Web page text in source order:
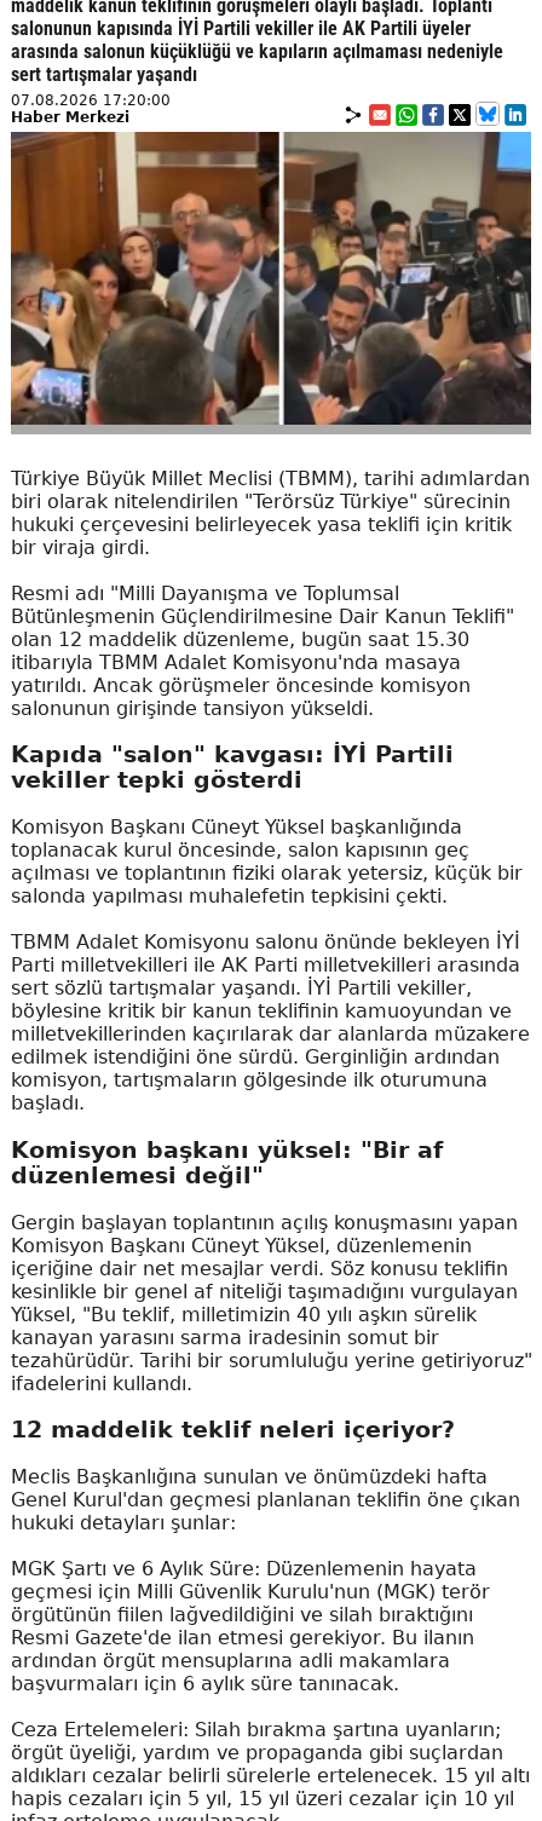
maddelik kanun teklifinin görüşmeleri olaylı başladı. Toplantı
salonunun kapısında İYİ Partili vekiller ile AK Partili üyeler
arasında salonun küçüklüğü ve kapıların açılmaması nedeniyle
sert tartışmalar yaşandı
07.08.2026 17:20:00
Haber Merkezi
Türkiye Büyük Millet Meclisi (TBMM), tarihi adımlardan
biri olarak nitelendirilen "Terörsüz Türkiye" sürecinin
hukuki çerçevesini belirleyecek yasa teklifi için kritik
bir viraja girdi.
Resmi adı "Milli Dayanışma ve Toplumsal
Bütünleşmenin Güçlendirilmesine Dair Kanun Teklifi"
olan 12 maddelik düzenleme, bugün saat 15.30
itibarıyla TBMM Adalet Komisyonu'nda masaya
yatırıldı. Ancak görüşmeler öncesinde komisyon
salonunun girişinde tansiyon yükseldi.
Kapıda "salon" kavgası: İYİ Partili
vekiller tepki gösterdi
Komisyon Başkanı Cüneyt Yüksel başkanlığında
toplanacak kurul öncesinde, salon kapısının geç
açılması ve toplantının fiziki olarak yetersiz, küçük bir
salonda yapılması muhalefetin tepkisini çekti.
TBMM Adalet Komisyonu salonu önünde bekleyen İYİ
Parti milletvekilleri ile AK Parti milletvekilleri arasında
sert sözlü tartışmalar yaşandı. İYİ Partili vekiller,
böylesine kritik bir kanun teklifinin kamuoyundan ve
milletvekillerinden kaçırılarak dar alanlarda müzakere
edilmek istendiğini öne sürdü. Gerginliğin ardından
komisyon, tartışmaların gölgesinde ilk oturumuna
başladı.
Komisyon başkanı yüksel: "Bir af
düzenlemesi değil"
Gergin başlayan toplantının açılış konuşmasını yapan
Komisyon Başkanı Cüneyt Yüksel, düzenlemenin
içeriğine dair net mesajlar verdi. Söz konusu teklifin
kesinlikle bir genel af niteliği taşımadığını vurgulayan
Yüksel, "Bu teklif, milletimizin 40 yılı aşkın sürelik
kanayan yarasını sarma iradesinin somut bir
tezahürüdür. Tarihi bir sorumluluğu yerine getiriyoruz"
ifadelerini kullandı.
12 maddelik teklif neleri içeriyor?
Meclis Başkanlığına sunulan ve önümüzdeki hafta
Genel Kurul'dan geçmesi planlanan teklifin öne çıkan
hukuki detayları şunlar:
MGK Şartı ve 6 Aylık Süre: Düzenlemenin hayata
geçmesi için Milli Güvenlik Kurulu'nun (MGK) terör
örgütünün fiilen lağvedildiğini ve silah bıraktığını
Resmi Gazete'de ilan etmesi gerekiyor. Bu ilanın
ardından örgüt mensuplarına adli makamlara
başvurmaları için 6 aylık süre tanınacak.
Ceza Ertelemeleri: Silah bırakma şartına uyanların;
örgüt üyeliği, yardım ve propaganda gibi suçlardan
aldıkları cezalar belirli sürelerle ertelenecek. 15 yıl altı
hapis cezaları için 5 yıl, 15 yıl üzeri cezalar için 10 yıl